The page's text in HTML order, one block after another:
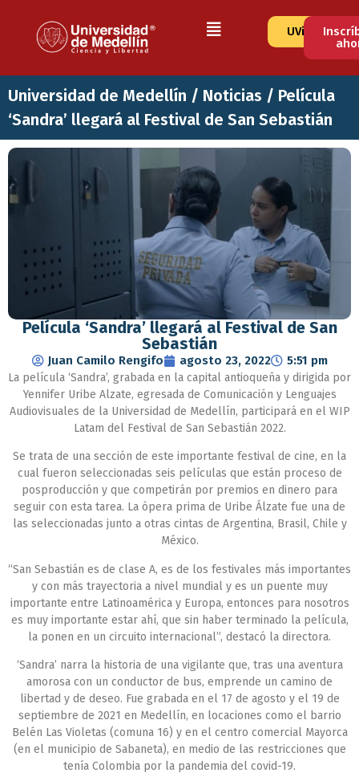
UVirtual
Universidad de Medellín / Noticias / Película
‘Sandra’ llegará al Festival de San Sebastián
Película ‘Sandra’ llegará al Festival de San
Sebastián
Juan Camilo Rengifo agosto 23, 2022 5:51 pm
La película ‘Sandra’, grabada en la capital antioqueña y dirigida por
Yennifer Uribe Alzate, egresada de Comunicación y Lenguajes
Audiovisuales de la Universidad de Medellín, participará en el WIP
Latam del Festival de San Sebastián 2022.
Se trata de una sección de este importante festival de cine, en la
cual fueron seleccionadas seis películas que están proceso de
posproducción y que competirán por premios en dinero para
seguir con esta tarea. La ópera prima de Uribe Álzate fue una de
las seleccionadas junto a otras cintas de Argentina, Brasil, Chile y
México.
“San Sebastián es de clase A, es de los festivales más importantes
y con más trayectoria a nivel mundial y es un puente muy
importante entre Latinoamérica y Europa, entonces para nosotros
es muy importante estar ahí, que sin haber terminado la película,
la ponen en un circuito internacional”, destacó la directora.
‘Sandra’ narra la historia de una vigilante que, tras una aventura
amorosa con un conductor de bus, emprende un camino de
libertad y de deseo. Fue grabada en el 17 de agosto y el 19 de
septiembre de 2021 en Medellín, en locaciones como el barrio
Belén Las Violetas (comuna 16) y en el centro comercial Mayorca
(en el municipio de Sabaneta), en medio de las restricciones que
tenía Colombia por la pandemia del covid-19.